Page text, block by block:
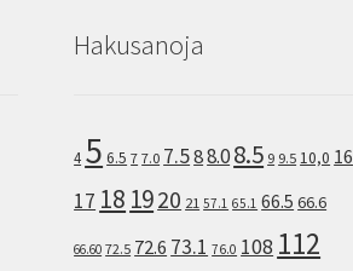
Hakusanoja
4 5 6.5 7 7.0 7.588.08.5 9 9.5 10,0 16
17 18 1920 21 57.1 65.1 66.5 66.6
66.60 72.5 72.6 73.1 76.0 108 112